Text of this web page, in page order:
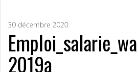
30 décembre 2020
2019a